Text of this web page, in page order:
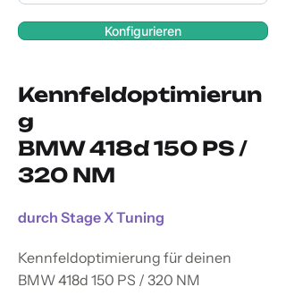
Konfigurieren
Kennfeldoptimierun
g
BMW 418d 150 PS /
320 NM
durch Stage X Tuning
Kennfeldoptimierung für deinen
BMW 418d 150 PS / 320 NM